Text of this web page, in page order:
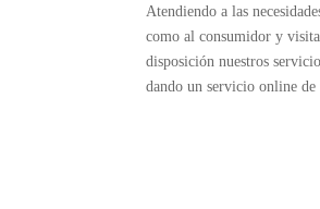
Atendiendo a las
como al consumidor y
disposición nuestros
dando un servicio online